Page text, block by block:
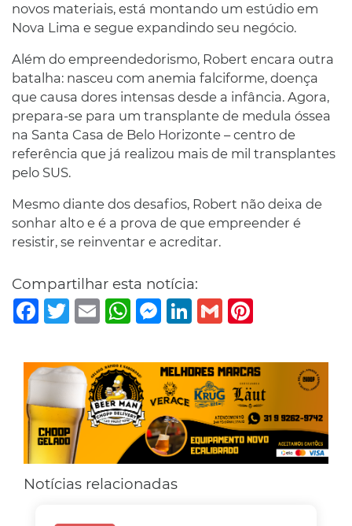
novos materiais, está montando um estúdio em
Nova Lima e segue expandindo seu negócio.
Além do empreendedorismo, Robert encara outra
batalha: nasceu com anemia falciforme, doença
que causa dores intensas desde a infância. Agora,
prepara-se para um transplante de medula óssea
na Santa Casa de Belo Horizonte – centro de
referência que já realizou mais de mil transplantes
pelo SUS.
Mesmo diante dos desafios, Robert não deixa de
sonhar alto e é a prova de que empreender é
resistir, se reinventar e acreditar.
Compartilhar esta notícia:
Facebook
TwitterEmail WhatsAppMessenger
LinkedIn
Gmail
Notícias relacionadas